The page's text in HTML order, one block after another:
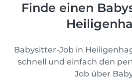
Finde einen
Babysitter-Job in
schnell und einfach den
Job über